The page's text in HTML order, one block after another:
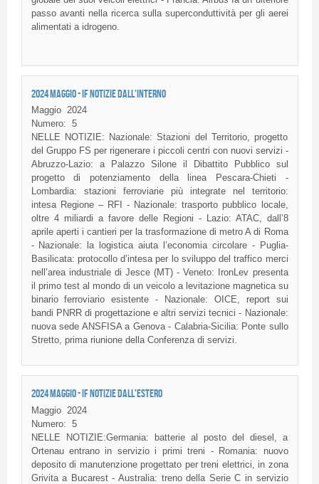
passo avanti nella ricerca sulla superconduttività per gli aerei
alimentati a idrogeno.
2024 MAGGIO - IF NOTIZIE DALL'INTERNO
Maggio 2024
Numero: 5
NELLE NOTIZIE: Nazionale: Stazioni del Territorio, progetto
del Gruppo FS per rigenerare i piccoli centri con nuovi servizi -
Abruzzo-Lazio: a Palazzo Silone il Dibattito Pubblico sul
progetto di potenziamento della linea Pescara-Chieti -
Lombardia: stazioni ferroviarie più integrate nel territorio:
intesa Regione – RFI - Nazionale: trasporto pubblico locale,
oltre 4 miliardi a favore delle Regioni - Lazio: ATAC, dall’8
aprile aperti i cantieri per la trasformazione di metro A di Roma
- Nazionale: la logistica aiuta l’economia circolare - Puglia-
Basilicata: protocollo d’intesa per lo sviluppo del traffico merci
nell’area industriale di Jesce (MT) - Veneto: IronLev presenta
il primo test al mondo di un veicolo a levitazione magnetica su
binario ferroviario esistente - Nazionale: OICE, report sui
bandi PNRR di progettazione e altri servizi tecnici - Nazionale:
nuova sede ANSFISA a Genova - Calabria-Sicilia: Ponte sullo
Stretto, prima riunione della Conferenza di servizi.
2024 MAGGIO - IF NOTIZIE DALL'ESTERO
Maggio
2024
Numero: 5
NELLE NOTIZIE:Germania: batterie al posto del diesel, a
Ortenau entrano in servizio i primi treni - Romania: nuovo
deposito di manutenzione progettato per treni elettrici, in zona
Grivita a Bucarest - Australia: treno della Serie C in servizio